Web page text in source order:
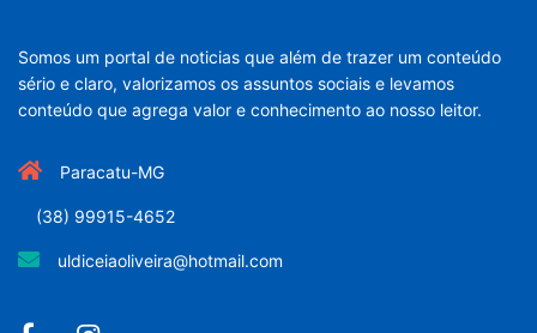
Somos um portal de noticias que além de trazer um conteúdo
sério e claro, valorizamos os assuntos sociais e levamos
conteúdo que agrega valor e conhecimento ao nosso leitor.
Paracatu-MG
(38) 99915-4652
uldiceiaoliveira@hotmail.com